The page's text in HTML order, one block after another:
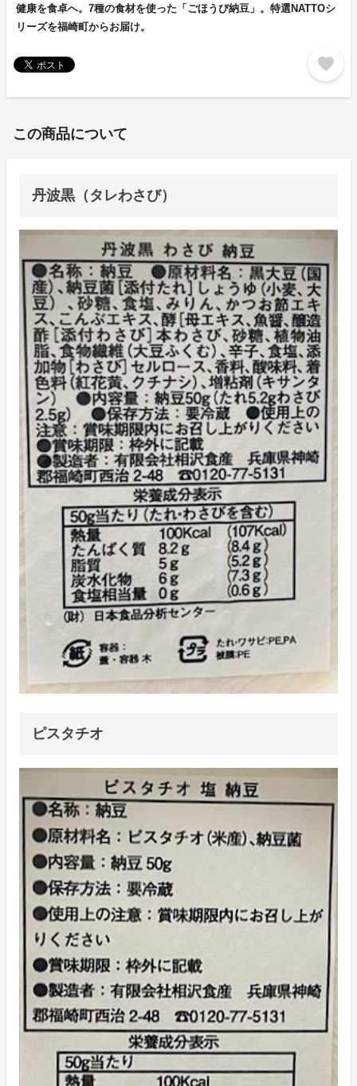
健康を食卓へ。7種の食材を使った「ごほうび納豆」。特選NATTOシ
リーズを福崎町からお届け。
favorite
この商品について
丹波黒（タレわさび）
ピスタチオ